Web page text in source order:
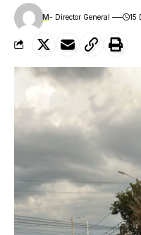
M- Director General 15